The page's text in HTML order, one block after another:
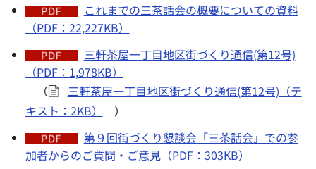
これまでの三茶話会の概要についての資料
（PDF：22,227KB）
三軒茶屋一丁目地区街づくり通信(第12号)
（PDF：1,978KB）
（
三軒茶屋一丁目地区街づくり通信(第12号)（テ
キスト：2KB）
）
第９回街づくり懇談会「三茶話会」での参
加者からのご質問・ご意見（PDF：303KB）